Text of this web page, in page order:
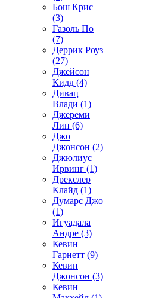
Бош Крис
(3)
Газоль По
(7)
Деррик Роуз
(27)
Джейсон
Кидд (4)
Дивац
Влади (1)
Джереми
Лин (6)
Джо
Джонсон (2)
Джюлиус
Ирвинг (1)
Дрекслер
Клайд (1)
Думарс Джо
(1)
Игуадала
Андре (3)
Кевин
Гарнетт (9)
Кевин
Джонсон (3)
Кевин